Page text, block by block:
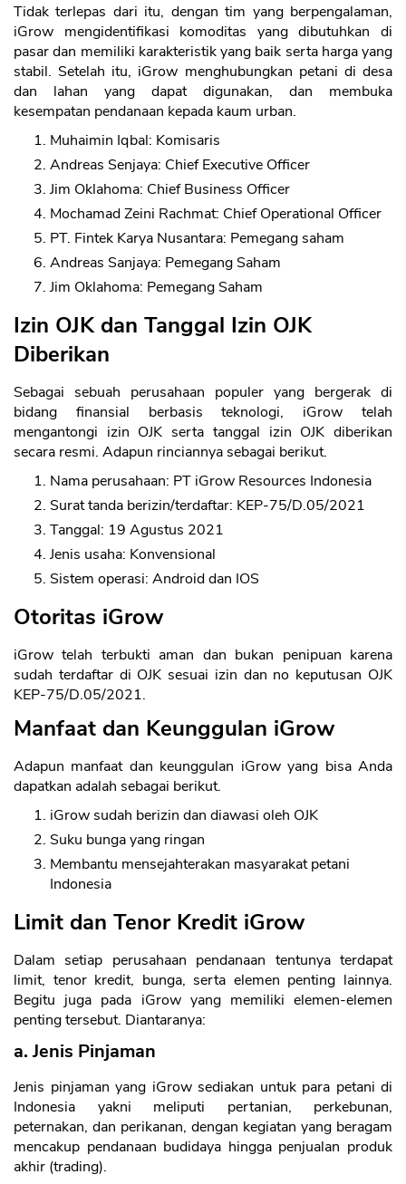
Tidak terlepas dari itu, dengan tim yang berpengalaman,
iGrow mengidentifikasi komoditas yang dibutuhkan di
pasar dan memiliki karakteristik yang baik serta harga yang
stabil. Setelah itu, iGrow menghubungkan petani di desa
dan lahan yang dapat digunakan, dan membuka
kesempatan pendanaan kepada kaum urban.
Muhaimin Iqbal: Komisaris
Andreas Senjaya: Chief Executive Officer
Jim Oklahoma: Chief Business Officer
Mochamad Zeini Rachmat: Chief Operational Officer
PT. Fintek Karya Nusantara: Pemegang saham
Andreas Sanjaya: Pemegang Saham
Jim Oklahoma: Pemegang Saham
Izin OJK dan Tanggal Izin OJK
Diberikan
Sebagai sebuah perusahaan populer yang bergerak di
bidang finansial berbasis teknologi, iGrow telah
mengantongi izin OJK serta tanggal izin OJK diberikan
secara resmi. Adapun rinciannya sebagai berikut.
Nama perusahaan: PT iGrow Resources Indonesia
Surat tanda berizin/terdaftar: KEP-75/D.05/2021
Tanggal: 19 Agustus 2021
Jenis usaha: Konvensional
Sistem operasi: Android dan IOS
Otoritas iGrow
iGrow telah terbukti aman dan bukan penipuan karena
sudah terdaftar di OJK sesuai izin dan no keputusan OJK
KEP-75/D.05/2021.
Manfaat dan Keunggulan iGrow
Adapun manfaat dan keunggulan iGrow yang bisa Anda
dapatkan adalah sebagai berikut.
iGrow sudah berizin dan diawasi oleh OJK
Suku bunga yang ringan
Membantu mensejahterakan masyarakat petani
Indonesia
Limit dan Tenor Kredit iGrow
Dalam setiap perusahaan pendanaan tentunya terdapat
limit, tenor kredit, bunga, serta elemen penting lainnya.
Begitu juga pada iGrow yang memiliki elemen-elemen
penting tersebut. Diantaranya:
a. Jenis Pinjaman
Jenis pinjaman yang iGrow sediakan untuk para petani di
Indonesia yakni meliputi pertanian, perkebunan,
peternakan, dan perikanan, dengan kegiatan yang beragam
mencakup pendanaan budidaya hingga penjualan produk
akhir (trading).